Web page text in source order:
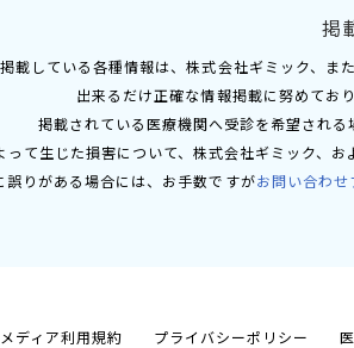
掲
掲載している各種情報は、株式会社ギミック、ま
出来るだけ正確な情報掲載に努めてお
掲載されている医療機関へ受診を希望され
って生じた損害について、株式会社ギミック、
誤りがある場合には、お手数ですがお問い合わせ
メディア利用規約 プライバシーポリシー